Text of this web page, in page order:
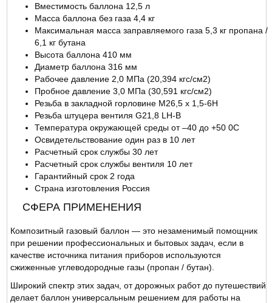
ОТЗЫВЫВместимость баллона 12,5 л
Масса баллона без газа 4,4 кг
Максимальная масса заправляемого газа 5,3 кг пропана /
6,1 кг бутана
Высота баллона 410 мм
Диаметр баллона 316 мм
Рабочее давление 2,0 МПа (20,394 кгс/см2)
Пробное давление 3,0 МПа (30,591 кгс/см2)
Резьба в закладной горловине М26,5 х 1,5-6Н
Резьба штуцера вентиля G21,8 LH-B
Температура окружающей среды от –40 до +50 0С
Освидетельствование один раз в 10 лет
Расчетный срок службы 30 лет
Расчетный срок службы вентиля 10 лет
Гарантийный срок 2 года
Страна изготовления Россия
СФЕРА ПРИМЕНЕНИЯ
Композитный газовый баллон — это незаменимый помощник
при решении профессиональных и бытовых задач, если в
качестве источника питания приборов используются
сжиженные углеводородные газы (пропан / бутан).
Широкий спектр этих задач, от дорожных работ до путешествий
делает баллон универсальным решением для работы на